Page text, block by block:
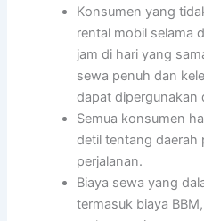
Konsumen yang
rental mobil selama
jam di hari yang
sewa penuh dan
dapat dipergunakan
Semua konsumen
detil tentang daerah
perjalanan.
Biaya sewa yang
termasuk biaya